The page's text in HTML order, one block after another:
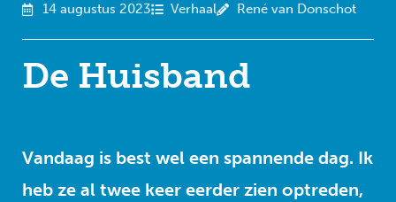
14 augustus 2023 Verhaal René van Donschot
De Huisband
Vandaag is best wel een spannende dag. Ik
heb ze al twee keer eerder zien optreden,